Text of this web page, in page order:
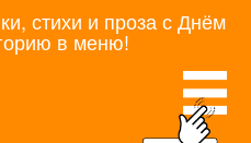
стихи и проза с Днём
в меню!